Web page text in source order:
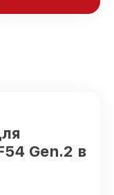
Gen.2 в